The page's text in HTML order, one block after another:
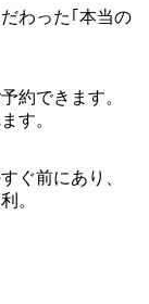
わった｢本当の
約できます。
す。
ぐ前にあり、
。